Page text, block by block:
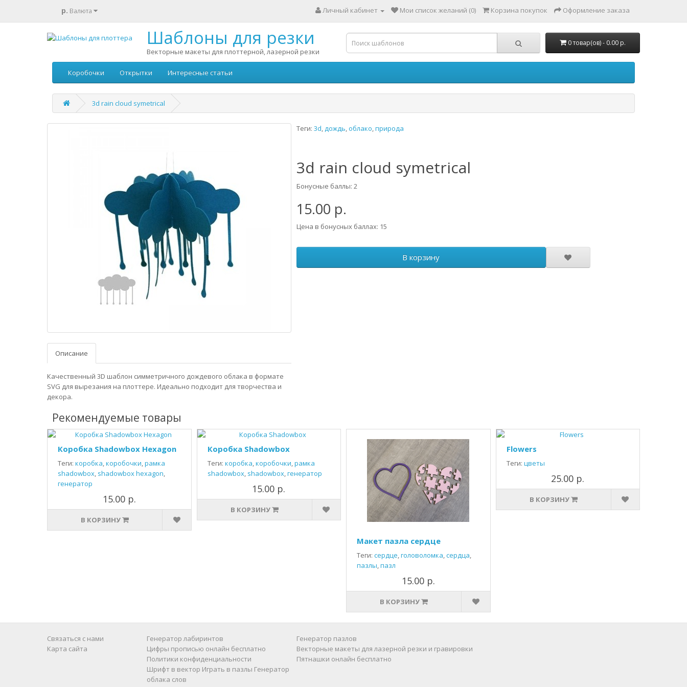
р. Валюта Личный кабинет Мои список желаний (0) Корзина покупок Оформление заказа
Шаблоны для резки
Векторные макеты для плоттерной, лазерной резки
0 товар(ов) - 0.00 р.
Коробочки Открытки Интересные статьи
3d rain cloud symetrical
Описание
Качественный 3D шаблон симметричного дождевого облака в формате
SVG для вырезания на плоттере. Идеально подходит для творчества и
декора.
Теги: 3d,дождь,облако,природа
3d rain cloud symetrical
Бонусные баллы: 2
15.00 р.
Цена в бонусных баллах: 15
В корзину
Рекомендуемые товары
Коробка Shadowbox Hexagon
Теги: коробка,коробочки,рамка
shadowbox, shadowbox hexagon,
генератор
15.00 р.
В КОРЗИНУ
Коробка Shadowbox
Теги: коробка,коробочки,рамка
shadowbox, shadowbox,генератор
15.00 р.
В КОРЗИНУ
Макет пазла сердце
Теги: сердце,головоломка,сердца,
пазлы,пазл
15.00 р.
В КОРЗИНУ
Flowers
Теги: цветы
25.00 р.
В КОРЗИНУ
Связаться с нами
Карта сайта
Генератор лабиринтов
Цифры прописью онлайн бесплатно
Политики конфиденциальности
Шрифт в вектор Играть в пазлы Генератор
облака слов
Генератор пазлов
Векторные макеты для лазерной резки и гравировки
Пятнашки онлайн бесплатно